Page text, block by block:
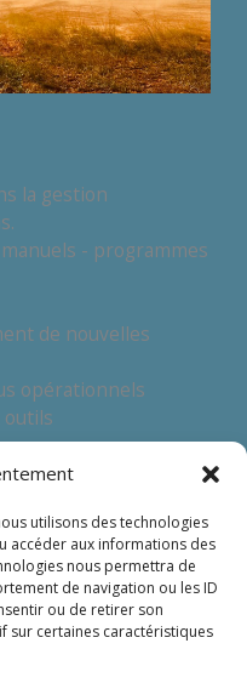
utilisons des technologies
accéder aux informations des
nous permettra de
de navigation ou les ID
ou de retirer son
sur certaines caractéristiques
la gestion
- programmes
de nouvelles
opérationnels
outils